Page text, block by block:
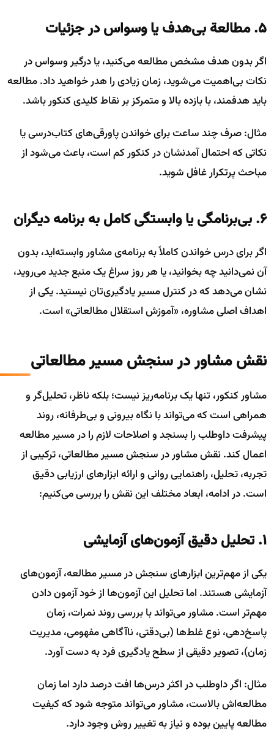
۵. مطالعة بی‌هدف یا وسواس در جزئیات
اگر بدون هدف مشخص مطالعه می‌کنید، یا درگیر وسواس در
نکات بی‌اهمیت می‌شوید، زمان زیادی را هدر خواهید داد. مطالعه
باید هدفمند، با بازده بالا و متمرکز بر نقاط کلیدی کنکور باشد.
مثال: صرف چند ساعت برای خواندن پاورقی‌های کتاب‌درسی یا
نکاتی که احتمال آمدنشان در کنکور کم است، باعث می‌شود از
مباحث پرتکرار غافل شوید.
۶. بی‌برنامگی یا وابستگی کامل به برنامه دیگران
اگر برای درس خواندن کاملاً به برنامه‌ی مشاور وابسته‌اید، بدون
آن نمی‌دانید چه بخوانید، یا هر روز سراغ یک منبع جدید می‌روید،
نشان می‌دهد که در کنترل مسیر یادگیری‌تان نیستید. یکی از
اهداف اصلی مشاوره، «آموزش استقلال مطالعاتی» است.
نقش مشاور در سنجش مسیر مطالعاتی
مشاور کنکور، تنها یک برنامه‌ریز نیست؛ بلکه ناظر، تحلیل‌گر و
همراهی است که می‌تواند با نگاه بیرونی و بی‌طرفانه، روند
پیشرفت داوطلب را بسنجد و اصلاحات لازم را در مسیر مطالعه
اعمال کند. نقش مشاور در سنجش مسیر مطالعاتی، ترکیبی از
تجربه، تحلیل، راهنمایی روانی و ارائه ابزارهای ارزیابی دقیق
است. در ادامه، ابعاد مختلف این نقش را بررسی می‌کنیم:
۱. تحلیل دقیق آزمون‌های آزمایشی
یکی از مهم‌ترین ابزارهای سنجش در مسیر مطالعه، آزمون‌های
آزمایشی هستند. اما تحلیل این آزمون‌ها از خود آزمون دادن
مهم‌تر است. مشاور می‌تواند با بررسی روند نمرات، زمان
پاسخ‌دهی، نوع غلط‌ها (بی‌دقتی، ناآگاهی مفهومی، مدیریت
زمان)، تصویر دقیقی از سطح یادگیری فرد به دست آورد.
مثال: اگر داوطلب در اکثر درس‌ها افت درصد دارد اما زمان
مطالعه‌اش بالاست، مشاور می‌تواند متوجه شود که کیفیت
مطالعه پایین بوده و نیاز به تغییر روش وجود دارد.